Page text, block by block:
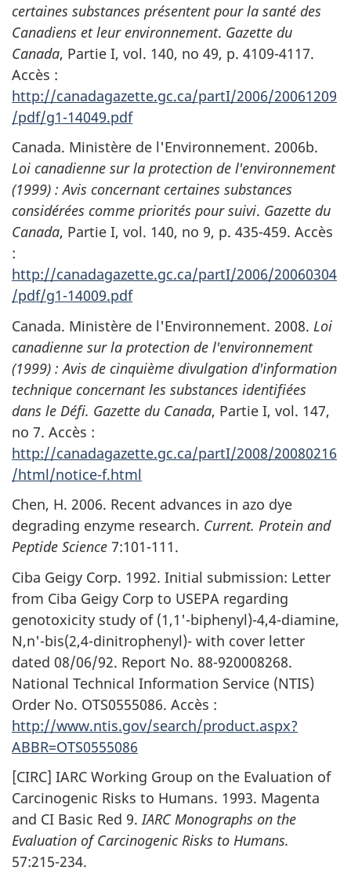
certaines substances présentent pour la santé des
Canadiens et leur environnement. Gazette du
Canada, Partie I, vol. 140, no 49, p. 4109-4117.
Accès :
http://canadagazette.gc.ca/partI/2006/20061209
/pdf/g1-14049.pdf
Canada. Ministère de l'Environnement. 2006b.
Loi canadienne sur la protection de l'environnement
(1999) : Avis concernant certaines substances
considérées comme priorités pour suivi. Gazette du
Canada, Partie I, vol. 140, no 9, p. 435-459. Accès
:
http://canadagazette.gc.ca/partI/2006/20060304
/pdf/g1-14009.pdf
Canada. Ministère de l'Environnement. 2008. Loi
canadienne sur la protection de l'environnement
(1999) : Avis de cinquième divulgation d'information
technique concernant les substances identifiées
dans le Défi. Gazette du Canada, Partie I, vol. 147,
no 7. Accès :
http://canadagazette.gc.ca/partI/2008/20080216
/html/notice-f.html
Chen, H. 2006. Recent advances in azo dye
degrading enzyme research. Current. Protein and
Peptide Science 7:101-111.
Ciba Geigy Corp. 1992. Initial submission: Letter
from Ciba Geigy Corp to USEPA regarding
genotoxicity study of (1,1'-biphenyl)-4,4-diamine,
N,n'-bis(2,4-dinitrophenyl)- with cover letter
dated 08/06/92. Report No. 88-920008268.
National Technical Information Service (NTIS)
Order No. OTS0555086. Accès :
http://www.ntis.gov/search/product.aspx?
ABBR=OTS0555086
[CIRC] IARC Working Group on the Evaluation of
Carcinogenic Risks to Humans. 1993. Magenta
and CI Basic Red 9.IARC Monographs on the
Evaluation of Carcinogenic Risks to Humans.
57:215-234.